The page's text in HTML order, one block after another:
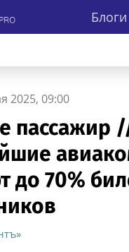
Блоги
2025, 09:00
пассажир
до 70%